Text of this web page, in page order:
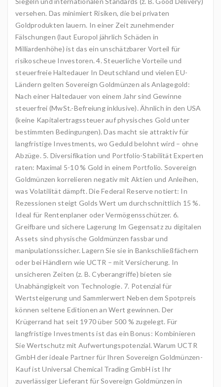
versehen. Das minimiert Risiken, die bei privaten
Goldprodukten lauern. In einer Zeit zunehmender
Fälschungen (laut Europol jährlich Schäden in
Milliardenhöhe) ist das ein unschätzbarer Vorteil für
risikoscheue Investoren. 4. Steuerliche Vorteile und
steuerfreie Haltedauer In Deutschland und vielen EU-
Ländern gelten Sovereign Goldmünzen als Anlagegold:
Nach einer Haltedauer von einem Jahr sind Gewinne
steuerfrei (MwSt.-Befreiung inklusive). Ähnlich in den USA
(keine Kapitalertragssteuer auf physisches Gold unter
bestimmten Bedingungen). Das macht sie attraktiv für
langfristige Investments, wo Geduld belohnt wird – ohne
Abzüge. 5. Diversifikation und Portfolio-Stabilität Experten
raten: Maximal 5-10 % Gold in einem Portfolio. Sovereign
Goldmünzen korrelieren negativ mit Aktien und Anleihen,
was Volatilität dämpft. Die Federal Reserve notiert: In
Rezessionen steigt Golds Wert um durchschnittlich 15 %.
Ideal für Rentenplaner oder Vermögensschützer. 6.
Greifbare und sichere Lagerung Im Gegensatz zu digitalen
Assets sind physische Goldmünzen fassbar und
manipulationssicher. Lagern Sie sie in Bankschließfächern
oder bei Händlern wie UCTR – mit Versicherung. In
unsicheren Zeiten (z. B. Cyberangriffe) bieten sie
Unabhängigkeit von Technologie. 7. Potenzial für
Wertsteigerung und Sammlerwert Neben dem Spotpreis
können seltene Editionen an Wert gewinnen. Der
Krügerrand hat seit 1970 über 500 % zugelegt. Für
langfristige Investments ist das ein Bonus: Kombinieren
Sie Wertschutz mit Aufwertungspotenzial. Warum UCTR
GmbH der ideale Partner für Ihren Sovereign Goldmünzen-
Kauf ist Universal Chemical Trading GmbH ist Ihr
zuverlässiger Lieferant für Sovereign Goldmünzen in